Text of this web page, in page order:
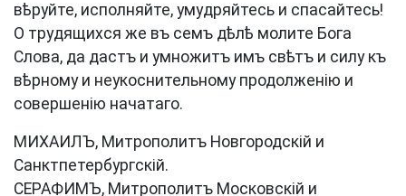
вѣруйте, исполняйте, умудряйтесь и спасайтесь!
О трудящихся же въ семъ дѣлѣ молите Бога
Слова, да дастъ и умножитъ имъ свѣтъ и силу къ
вѣрному и неукоснительному продолженію и
совершенію начатаго.
МИХАИЛЪ, Митрополитъ Новгородскій и
Санктпетербургскій.
СЕРАФИМЪ, Митрополитъ Московскій и